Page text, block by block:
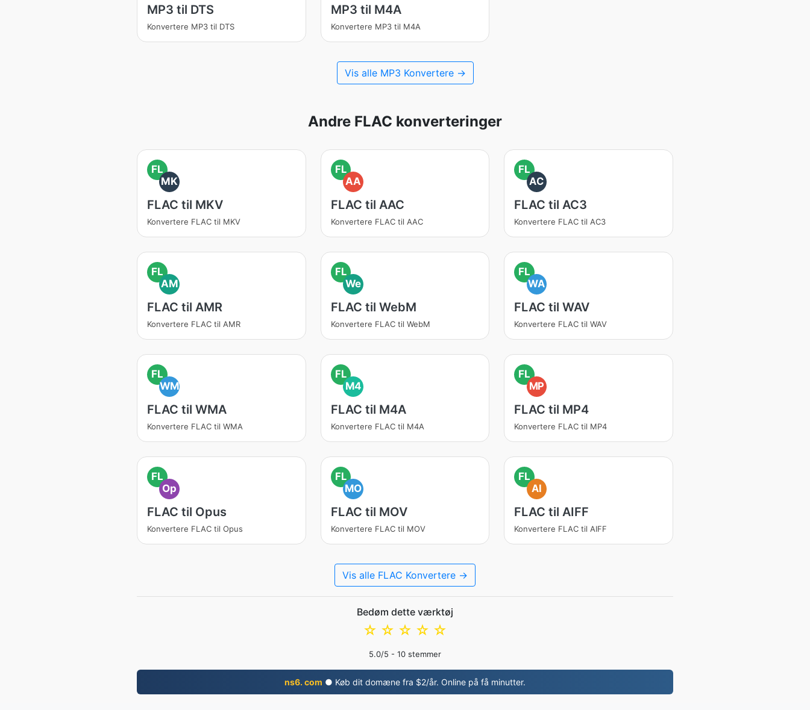
MP3 til DTS
Konvertere MP3 til DTS
MP3 til M4A
Konvertere MP3 til M4A
Vis alle MP3 Konvertere →
Andre FLAC konverteringer
FL
MK
FLAC til MKV
Konvertere FLAC til MKV
FL
AA
FLAC til AAC
Konvertere FLAC til AAC
FL
AC
FLAC til AC3
Konvertere FLAC til AC3
FL
AM
FLAC til AMR
Konvertere FLAC til AMR
FL
We
FLAC til WebM
Konvertere FLAC til WebM
FL
WA
FLAC til WAV
Konvertere FLAC til WAV
FL
WM
FLAC til WMA
Konvertere FLAC til WMA
FL
M4
FLAC til M4A
Konvertere FLAC til M4A
FL
MP
FLAC til MP4
Konvertere FLAC til MP4
FL
Op
FLAC til Opus
Konvertere FLAC til Opus
FL
MO
FLAC til MOV
Konvertere FLAC til MOV
FL
AI
FLAC til AIFF
Konvertere FLAC til AIFF
Vis alle FLAC Konvertere →
Bedøm dette værktøj
☆
☆
☆
☆
☆
5.0/5 - 10 stemmer
ns6. com ● Køb dit domæne fra $2/år. Online på få minutter.